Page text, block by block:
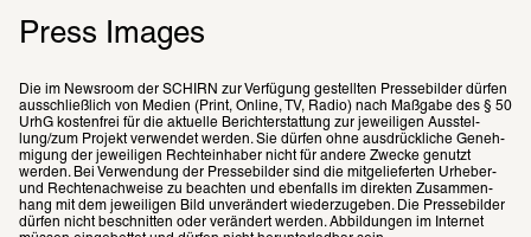
Press Images
Die im News­room der SCHIRN zur Verfü­gung gestell­ten Pres­se­bil­der dürfen
ausschließ­lich von Medien (Print, Online, TV, Radio) nach Maßgabe des § 50
UrhG kosten­frei für die aktu­elle Bericht­er­stat­tung zur jewei­li­gen Ausstel­
lung/zum Projekt verwen­det werden. Sie dürfen ohne ausdrück­li­che Geneh­
mi­gung der jewei­li­gen Rech­te­inha­ber nicht für andere Zwecke genutzt
werden. Bei Verwen­dung der Pres­se­bil­der sind die mitge­lie­fer­ten Urhe­ber-
und Rech­te­nach­weise zu beach­ten und eben­falls im direk­ten Zusam­men­
hang mit dem jewei­li­gen Bild unver­än­dert wieder­zu­ge­ben. Die Pres­se­bil­der
dürfen nicht beschnit­ten oder verän­dert werden. Abbil­dun­gen im Inter­net